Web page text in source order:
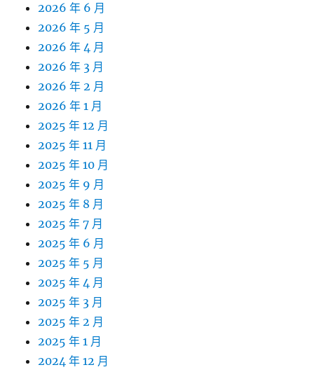
2026 年 6 月
2026 年 5 月
2026 年 4 月
2026 年 3 月
2026 年 2 月
2026 年 1 月
2025 年 12 月
2025 年 11 月
2025 年 10 月
2025 年 9 月
2025 年 8 月
2025 年 7 月
2025 年 6 月
2025 年 5 月
2025 年 4 月
2025 年 3 月
2025 年 2 月
2025 年 1 月
2024 年 12 月